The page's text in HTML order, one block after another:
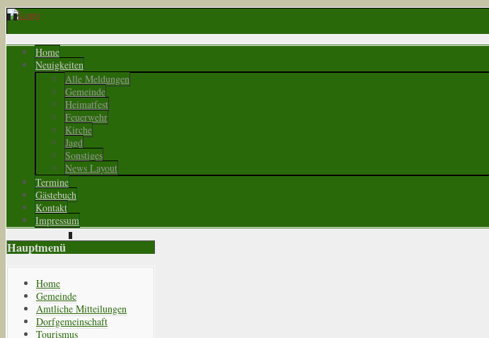
Home
Neuigkeiten
Alle Meldungen
Gemeinde
Heimatfest
Feuerwehr
Kirche
Jagd
Sonstiges
News Layout
Termine
Gästebuch
Kontakt
Impressum
Hauptmenü
Home
Gemeinde
Amtliche Mitteilungen
Dorfgemeinschaft
Tourismus